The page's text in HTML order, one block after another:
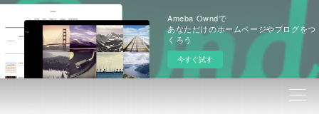
Ameba Owndで
あなただけのホームページやブログをつ
くろう
今すぐ試す